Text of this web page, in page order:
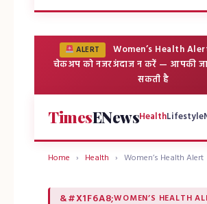
ALERT
Women’s Health
चेकअप को नजरअंदाज न करें — आपकी
सकती है
TimesENewsHealthLifestyle
Home › Health › Women’s Health Alert
WOMEN’S HEALTH